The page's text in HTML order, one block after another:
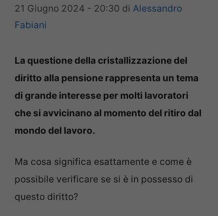
21 Giugno 2024 - 20:30 di Alessandro
Fabiani
La questione della cristallizzazione del
diritto alla pensione rappresenta un tema
di grande interesse per molti lavoratori
che si avvicinano al momento del ritiro dal
mondo del lavoro.
Ma cosa significa esattamente e come è
possibile verificare se si è in possesso di
questo diritto?